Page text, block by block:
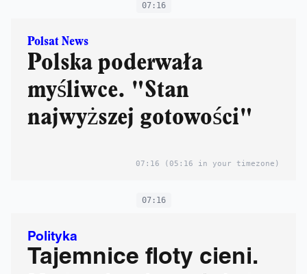
07:16
Polsat News
Polska poderwała
myśliwce. "Stan
najwyższej gotowości"
07:16 (05:16 in your timezone)
07:16
Polityka
Tajemnice floty cieni.